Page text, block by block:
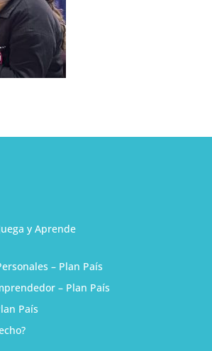
y Aprende
– Plan País
– Plan País
País